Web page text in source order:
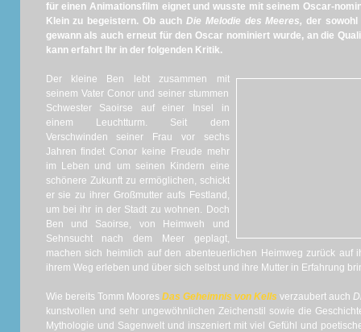
für einen Animationsfilm eignet und wusste mit seinem Oscar-
Klein zu begeistern. Ob auch Die Melodie des Meeres,der sowohl
gewann als auch erneut für den Oscar nominiert wurde, an die
kann erfahrt Ihr in der folgenden Kritik.
Der kleine Ben lebt zusammen mit
seinem Vater Conor und seiner stummen
Schwester Saoirse auf einer Insel in
einem Leuchtturm. Seit dem
Verschwinden seiner Frau vor sechs
Jahren findet Conor keine Freude mehr
im Leben und um seinen Kindern eine
schönere Zukunft zu ermöglichen, schickt
er sie zu ihrer Großmutter aufs Festland,
um bei ihr in der Stadt zu wohnen. Doch
Ben und Saoirse, von Heimweh und
Sehnsucht nach dem Meer geplagt,
machen sich heimlich auf den abenteuerlichen Heimweg zurück auf
ihrem Weg erleben und über sich selbst und ihre Mutter in Erfahrung
Wie bereits Tomm Moores Das Geheimnis von Kells verzaubert auch
kunstvollen und sehr ungewöhnlichen Zeichenstil sowie die
Mythologie und Sagenwelt und inszeniert mit viel Gefühl und